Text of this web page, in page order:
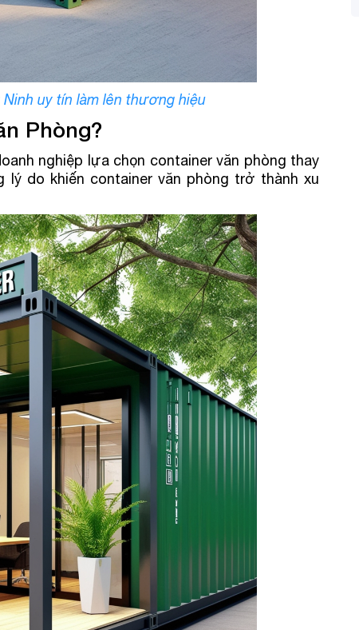
uy tín làm lên thương hiệu
Phòng?
nghiệp lựa chọn container văn phòng thay
do khiến container văn phòng trở thành xu